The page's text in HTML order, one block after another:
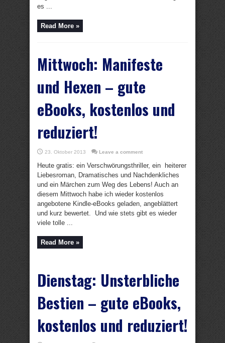
es ...
Read More »
Mittwoch: Manifeste
und Hexen – gute
eBooks, kostenlos und
reduziert!
23. Oktober 2013 Leave a comment
Heute gratis: ein Verschwörungsthriller, ein heiterer
Liebesroman, Dramatisches und Nachdenkliches
und ein Märchen zum Weg des Lebens! Auch an
diesem Mittwoch habe ich wieder kostenlos
angebotene Kindle-eBooks geladen, angeblättert
und kurz bewertet. Und wie stets gibt es wieder
viele tolle ...
Read More »
Dienstag: Unsterbliche
Bestien – gute eBooks,
kostenlos und reduziert!